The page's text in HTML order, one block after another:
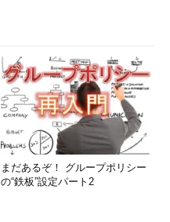
まだあるぞ！ グループポリシー
の“鉄板”設定パート2